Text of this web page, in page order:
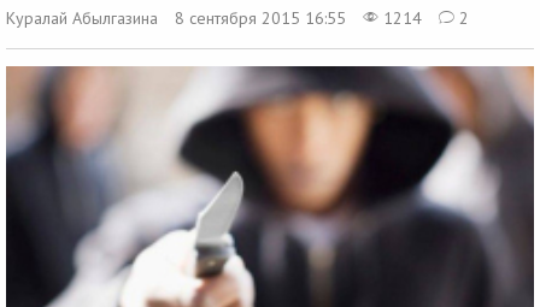
Куралай Абылгазина
8 сентября 2015 16:55 1214 2